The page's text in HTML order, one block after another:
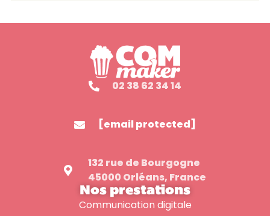
02 38 62 34 14
[email protected]
132 rue de Bourgogne
45000 Orléans, France
Nos prestations
Communication digitale